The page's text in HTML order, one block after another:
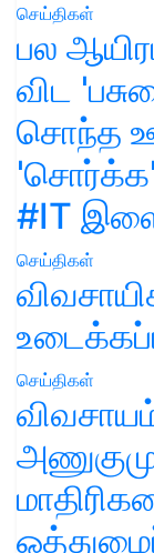
செய்திகள்
பல
விட
சொந்த
#IT
செய்திகள்
செய்திகள்